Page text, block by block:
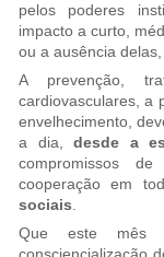
pelos poderes
impacto a curto,
ou a ausência
A prevenção,
cardiovasculares, a
envelhecimento,
a dia,desde a
compromissos de
cooperação em
sociais
Que este mês